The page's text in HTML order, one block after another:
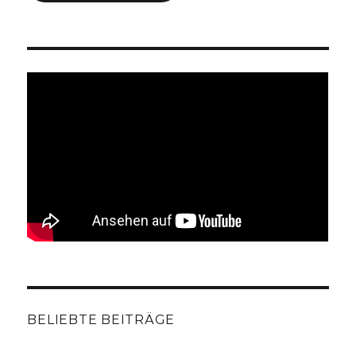
BELIEBTE BEITRÄGE